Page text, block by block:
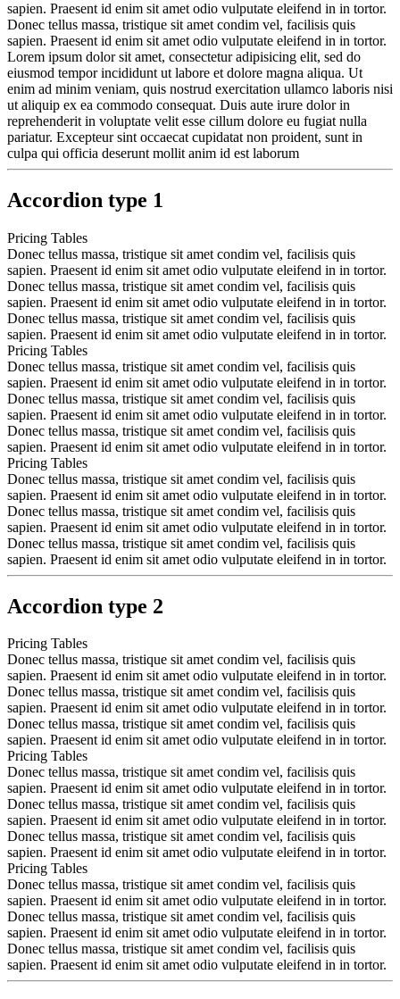
sapien. Praesent id enim sit amet odio vulputate eleifend in in tortor.
Donec tellus massa, tristique sit amet condim vel, facilisis quis
sapien. Praesent id enim sit amet odio vulputate eleifend in in tortor.
Lorem ipsum dolor sit amet, consectetur adipisicing elit, sed do
eiusmod tempor incididunt ut labore et dolore magna aliqua. Ut
enim ad minim veniam, quis nostrud exercitation ullamco laboris nisi
ut aliquip ex ea commodo consequat. Duis aute irure dolor in
reprehenderit in voluptate velit esse cillum dolore eu fugiat nulla
pariatur. Excepteur sint occaecat cupidatat non proident, sunt in
culpa qui officia deserunt mollit anim id est laborum
Accordion type 1
Pricing Tables
Donec tellus massa, tristique sit amet condim vel, facilisis quis
sapien. Praesent id enim sit amet odio vulputate eleifend in in tortor.
Donec tellus massa, tristique sit amet condim vel, facilisis quis
sapien. Praesent id enim sit amet odio vulputate eleifend in in tortor.
Donec tellus massa, tristique sit amet condim vel, facilisis quis
sapien. Praesent id enim sit amet odio vulputate eleifend in in tortor.
Pricing Tables
Donec tellus massa, tristique sit amet condim vel, facilisis quis
sapien. Praesent id enim sit amet odio vulputate eleifend in in tortor.
Donec tellus massa, tristique sit amet condim vel, facilisis quis
sapien. Praesent id enim sit amet odio vulputate eleifend in in tortor.
Donec tellus massa, tristique sit amet condim vel, facilisis quis
sapien. Praesent id enim sit amet odio vulputate eleifend in in tortor.
Pricing Tables
Donec tellus massa, tristique sit amet condim vel, facilisis quis
sapien. Praesent id enim sit amet odio vulputate eleifend in in tortor.
Donec tellus massa, tristique sit amet condim vel, facilisis quis
sapien. Praesent id enim sit amet odio vulputate eleifend in in tortor.
Donec tellus massa, tristique sit amet condim vel, facilisis quis
sapien. Praesent id enim sit amet odio vulputate eleifend in in tortor.
Accordion type 2
Pricing Tables
Donec tellus massa, tristique sit amet condim vel, facilisis quis
sapien. Praesent id enim sit amet odio vulputate eleifend in in tortor.
Donec tellus massa, tristique sit amet condim vel, facilisis quis
sapien. Praesent id enim sit amet odio vulputate eleifend in in tortor.
Donec tellus massa, tristique sit amet condim vel, facilisis quis
sapien. Praesent id enim sit amet odio vulputate eleifend in in tortor.
Pricing Tables
Donec tellus massa, tristique sit amet condim vel, facilisis quis
sapien. Praesent id enim sit amet odio vulputate eleifend in in tortor.
Donec tellus massa, tristique sit amet condim vel, facilisis quis
sapien. Praesent id enim sit amet odio vulputate eleifend in in tortor.
Donec tellus massa, tristique sit amet condim vel, facilisis quis
sapien. Praesent id enim sit amet odio vulputate eleifend in in tortor.
Pricing Tables
Donec tellus massa, tristique sit amet condim vel, facilisis quis
sapien. Praesent id enim sit amet odio vulputate eleifend in in tortor.
Donec tellus massa, tristique sit amet condim vel, facilisis quis
sapien. Praesent id enim sit amet odio vulputate eleifend in in tortor.
Donec tellus massa, tristique sit amet condim vel, facilisis quis
sapien. Praesent id enim sit amet odio vulputate eleifend in in tortor.